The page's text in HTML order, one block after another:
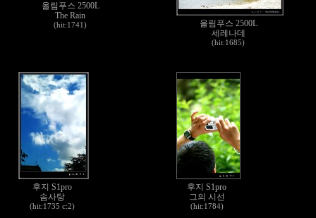
올림푸스 2500L
The Rain
(hit:1741)
올림푸스 2500L
세레나데
(hit:1685)
후지 S1pro
솜사탕
(hit:1735 c:2)
후지 S1pro
그의 시선
(hit:1784)